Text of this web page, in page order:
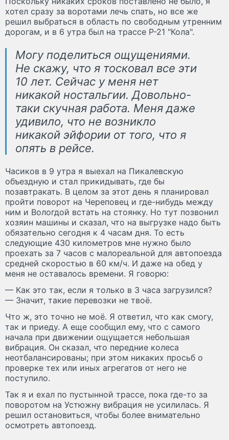
хотел сразу за воротами лечь спать, но все же
решил выбраться в область по свободным утренним
дорогам, и в 6 утра был на трассе Р-21 "Кола".
Могу поделиться ощущениями.
Не скажу, что я тосковал все эти
10 лет. Сейчас у меня нет
никакой ностальгии. Довольно-
таки скучная работа. Меня даже
удивило, что не возникло
никакой эйфории от того, что я
опять в рейсе.
Часиков в 9 утра я выехал на Пикалевскую
объездную и стал прикидывать, где бы
позавтракать. В целом за этот день я планировал
пройти поворот на Череповец и где-нибудь между
ним и Вологдой встать на стоянку. Но тут позвонил
хозяин машины и сказал, что на выгрузке надо быть
обязательно сегодня к 4 часам дня. То есть
следующие 430 километров мне нужно было
проехать за 7 часов с малореальной для автопоезда
средней скоростью в 60 км/ч. И даже на обед у
меня не оставалось времени. Я говорю:
— Как это так, если я только в 3 часа загрузился?
— Значит, такие перевозки не твоё.
Что ж, это точно не моё. Я ответил, что как смогу,
так и приеду. А еще сообщил ему, что с самого
начала при движении ощущается небольшая
вибрация. Он сказал, что передние колеса
неотбалансированы; при этом никаких просьб о
проверке тех или иных агрегатов от него не
поступило.
Так я и ехал по пустынной трассе, пока где-то за
поворотом на Устюжну вибрация не усилилась. Я
решил остановиться, чтобы более внимательно
осмотреть автопоезд.